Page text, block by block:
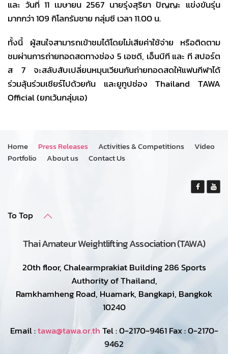
และ วันที่ 11 เมษายน 2567 นายรุ่งสุริยา ปัญญะ แข่งขันรุ่น
มากกว่า 109 กิโลกรัมชาย กลุ่มซี เวลา 11.00 น.
ทั้งนี้ ผู้สนใจสามารถเข้าชมได้โดยไม่เสียค่าใช้จ่าย หรือติดตาม
ชมผ่านการถ่ายทอดสดทางช่อง 5 เอชดี, เอ็นบีที และ ที สปอร์ต
ส 7 จะสลับสับเปลี่ยนหมุนเวียนกันถ่ายทอดสดให้แฟนกีฬาได้
ร่วมลุ้นร่วมเชียร์ไปด้วยกัน และยูทูปช่อง Thailand TAWA
Official (ยกเว้นกลุ่มเอ)
Home Press Releases Activities & Competitions
Video
Portfolio
About us Contact Us
To Top
Thai Amateur Weightlifting Association (TAWA)
20th floor, Chalearmprakiat Building 286 Sports
Authority of Thailand,
Ramkhamheng Road, Huamark, Bangkapi, Bangkok
10240
Email :tawa@tawa.or.thTel : 0-2170-9461 Fax : 0-2170-
9462